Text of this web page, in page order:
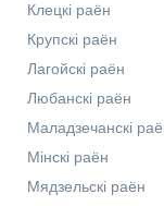
Клецкі раён
Крупскі раён
Лагойскі раён
Любанскі раён
Маладзечанскі
Мінскі раён
Мядзельскі раён